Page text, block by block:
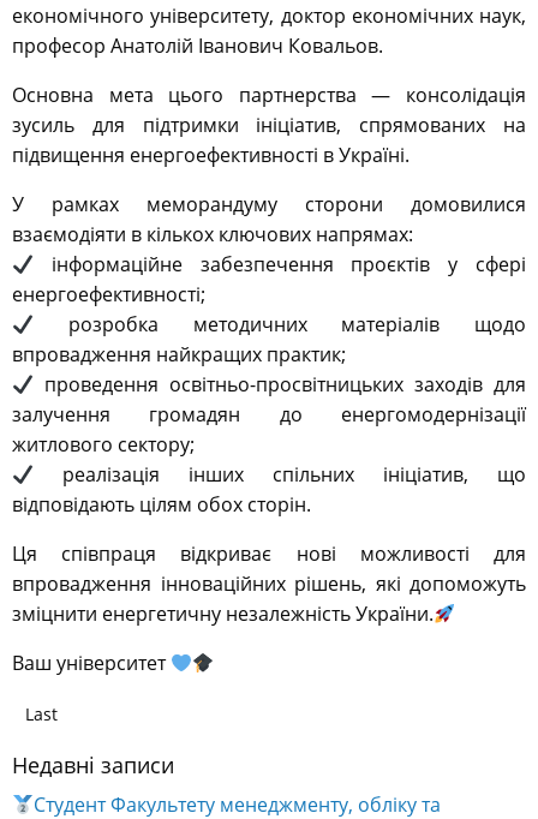
економічного університету, доктор економічних наук,
професор Анатолій Іванович Ковальов.
Основна мета цього партнерства — консолідація
зусиль для підтримки ініціатив, спрямованих на
підвищення енергоефективності в Україні.
У рамках меморандуму сторони домовилися
взаємодіяти в кількох ключових напрямах:
інформаційне забезпечення проєктів у сфері
енергоефективності;
розробка методичних матеріалів щодо
впровадження найкращих практик;
проведення освітньо-просвітницьких заходів для
залучення громадян до енергомодернізації
житлового сектору;
реалізація інших спільних ініціатив, що
відповідають цілям обох сторін.
Ця співпраця відкриває нові можливості для
впровадження інноваційних рішень, які допоможуть
зміцнити енергетичну незалежність України.
Ваш університет
Last
Недавні записи
Студент Факультету менеджменту, обліку та